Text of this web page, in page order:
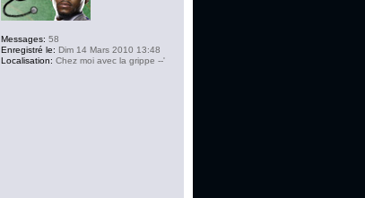
Messages: 58
Enregistré le: Dim 14 Mars 2010 13:48
Localisation: Chez moi avec la grippe --'